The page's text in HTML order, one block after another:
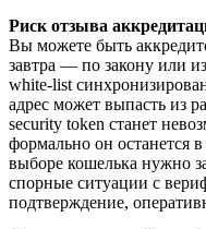
Риск отзыва
Вы можете быть
завтра — по закону или
white-list
адрес может выпасть из
security token станет
формально он останется
выборе кошелька нужно
спорные ситуации с
подтверждение,